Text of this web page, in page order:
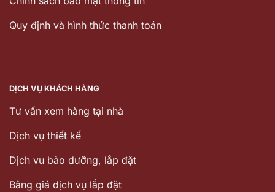
Quy định và hình thức thanh toán
DỊCH VỤ KHÁCH HÀNG
Tư vấn xem hàng tại nhà
Dịch vụ thiết kế
Dịch vu bảo dưỡng, lắp đặt
Bảng giá dịch vụ lắp đặt